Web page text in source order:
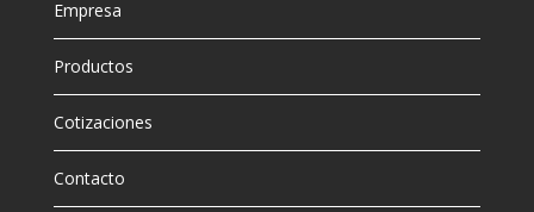
Empresa
Productos
Cotizaciones
Contacto